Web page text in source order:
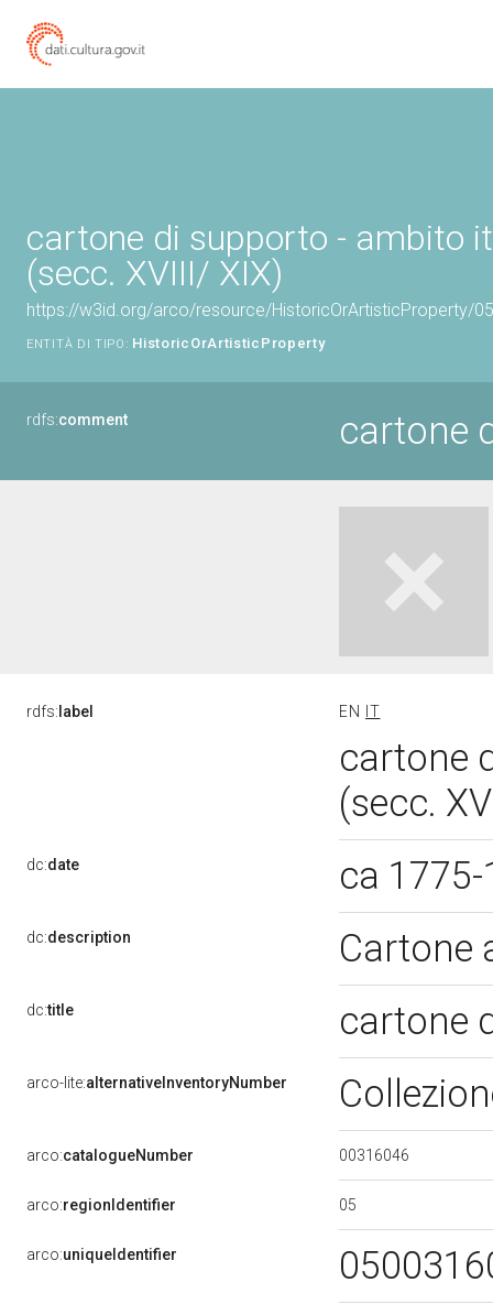
cartone di supporto - ambito
(secc. XVIII/ XIX)
https://w3id.org/arco/resource/HistoricOrArtisticProperty/
ENTITÀ DI TIPO: HistoricOrArtisticProperty
rdfs:comment cartone
rdfs: label EN IT
cartone
(secc.
dc:date ca
dc:description Cartone
dc:title cartone
arco-lite:alternativeInventoryNumber
arco:catalogueNumber 00316046
arco:regionIdentifier 05
arco:uniqueIdentifier